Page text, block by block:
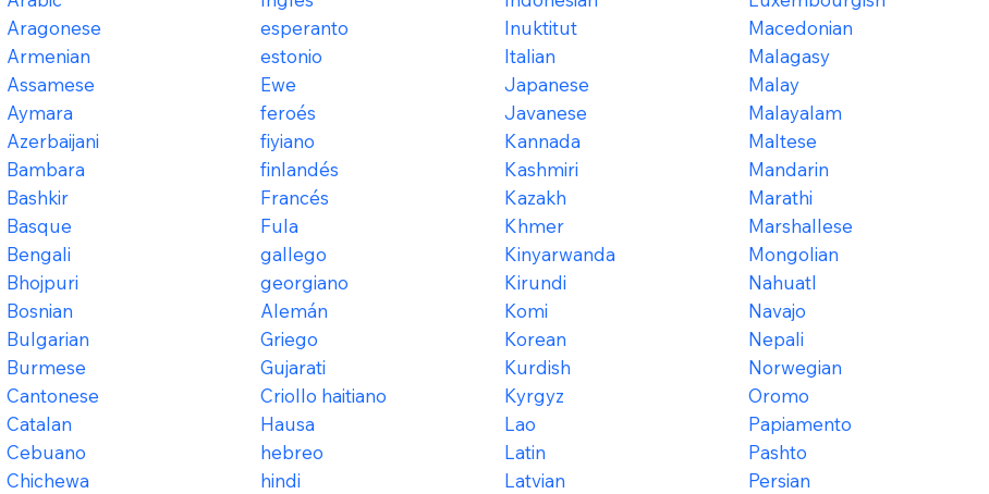
Aragonese
Armenian
Assamese
Aymara
Azerbaijani
Bambara
Bashkir
Basque
Bengali
Bhojpuri
Bosnian
Bulgarian
Burmese
Cantonese
Catalan
Cebuano
Chichewa
esperanto
estonio
Ewe
feroés
fiyiano
finlandés
Francés
Fula
gallego
georgiano
Alemán
Griego
Gujarati
Criollo haitiano
Hausa
hebreo
hindi
Inuktitut
Italian
Japanese
Javanese
Kannada
Kashmiri
Kazakh
Khmer
Kinyarwanda
Kirundi
Komi
Korean
Kurdish
Kyrgyz
Lao
Latin
Latvian
Macedonian
Malagasy
Malay
Malayalam
Maltese
Mandarin
Marathi
Marshallese
Mongolian
Nahuatl
Navajo
Nepali
Norwegian
Oromo
Papiamento
Pashto
Persian